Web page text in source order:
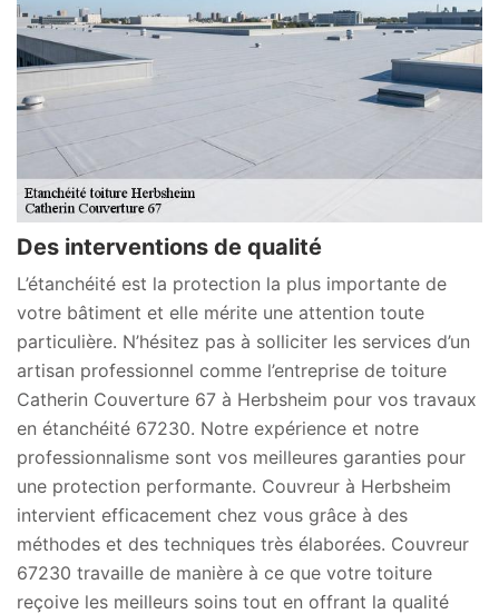
Des interventions de qualité
L’étanchéité est la protection la plus importante de
votre bâtiment et elle mérite une attention toute
particulière. N’hésitez pas à solliciter les services d’un
artisan professionnel comme l’entreprise de toiture
Catherin Couverture 67 à Herbsheim pour vos travaux
en étanchéité 67230. Notre expérience et notre
professionnalisme sont vos meilleures garanties pour
une protection performante. Couvreur à Herbsheim
intervient efficacement chez vous grâce à des
méthodes et des techniques très élaborées. Couvreur
67230 travaille de manière à ce que votre toiture
reçoive les meilleurs soins tout en offrant la qualité